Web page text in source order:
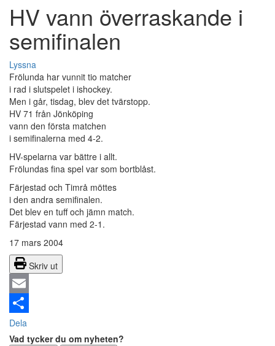
HV vann överraskande i
semifinalen
Lyssna
Frölunda har vunnit tio matcher
i rad i slutspelet i ishockey.
Men i går, tisdag, blev det tvärstopp.
HV 71 från Jönköping
vann den första matchen
i semifinalerna med 4-2.
HV-spelarna var bättre i allt.
Frölundas fina spel var som bortblåst.
Färjestad och Timrå möttes
i den andra semifinalen.
Det blev en tuff och jämn match.
Färjestad vann med 2-1.
17 mars 2004
Skriv ut
Email
Dela
Vad tycker du om nyheten?